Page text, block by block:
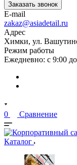
Заказать звонок
E-mail
zakaz@asiadetail.ru
Адрес
Химки, ул.
Режим работы
Ежедневно: с 9:00
0 Сравнение
Каталог